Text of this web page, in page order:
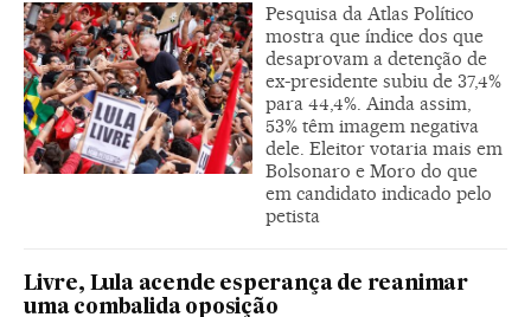
Pesquisa da Atlas Político
mostra que índice dos que
desaprovam a detenção de
ex-presidente subiu de 37,4%
para 44,4%. Ainda assim,
53% têm imagem negativa
dele. Eleitor votaria mais em
Bolsonaro e Moro do que
em candidato indicado pelo
petista
Livre, Lula acende esperança de reanimar
uma combalida oposição